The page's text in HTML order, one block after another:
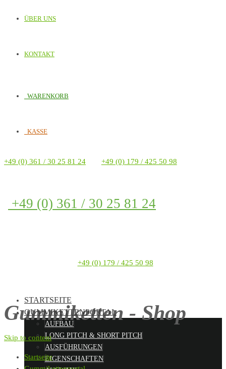
ÜBER UNS
KONTAKT
WARENKORB
KASSE
+49 (0) 361 / 30 25 81 24 +49 (0) 179 / 425 50 98
+49 (0) 361 / 30 25 81 24
+49 (0) 179 / 425 50 98
Gummiketten - Shop
STARTSEITE
GUMMIKETTENPORTAL
AUFBAU
LONG PITCH & SHORT PITCH
AUSFÜHRUNGEN
EIGENSCHAFTEN
Skip to content
Startseite